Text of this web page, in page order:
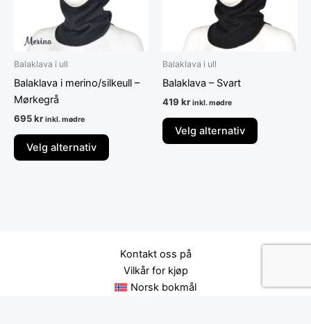
Balaklava i ull
Balaklava i merino/silkeull –
Mørkegrå
695kr inkl. mødre
Velg alternativ
Alternativene
kan
Balaklava i ull
Balaklava – Svart
419 kr inkl. mødre
Velg alternativ
kan
Kontakt oss på
Vilkår for kjøp
Norsk bokmål